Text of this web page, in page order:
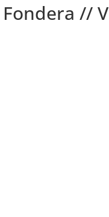
Fondera //